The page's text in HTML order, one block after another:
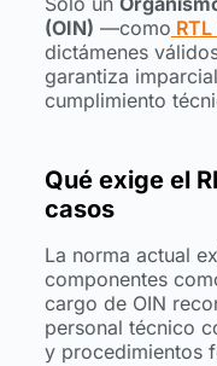
(OIN) —como
dictámenes
garantiza
cumplimiento
Qué exige el
casos
La norma actual
componentes
cargo de OIN
personal técnico
y procedimientos